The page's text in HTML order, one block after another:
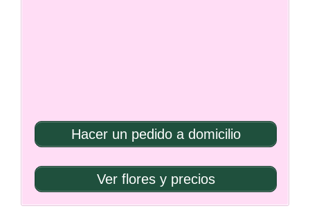
Hacer un pedido a domicilio
Ver flores y precios